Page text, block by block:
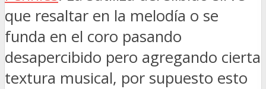
que resaltar en la melodía o se
funda en el coro pasando
desapercibido pero agregando cierta
textura musical, por supuesto esto